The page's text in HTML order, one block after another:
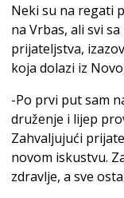
Neki su na regati
na Vrbas, ali svi
prijateljstva,
koja dolazi iz
-Po prvi put sam
druženje i lijep
Zahvaljujući
novom iskustvu.
zdravlje, a sve